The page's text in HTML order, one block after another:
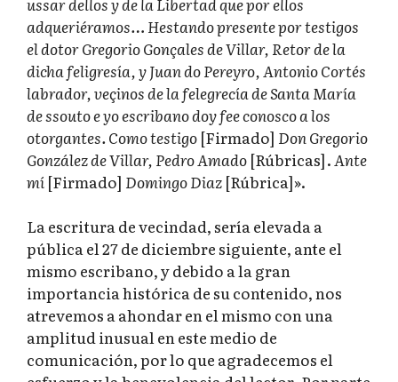
adqueriéramos… Hestando presente por testigos
el dotor Gregorio Gonçales de Villar, Retor de la
dicha feligresía, y Juan do Pereyro, Antonio Cortés
labrador, veçinos de la felegrecía de Santa María
de ssouto e yo escribano doy fee conosco a los
otorgantes. Como testigo [Firmado] Don Gregorio
González de Villar, Pedro Amado [Rúbricas]. Ante
mí [Firmado] Domingo Diaz [Rúbrica]».
La escritura de vecindad, sería elevada a
pública el 27 de diciembre siguiente, ante el
mismo escribano, y debido a la gran
importancia histórica de su contenido, nos
atrevemos a ahondar en el mismo con una
amplitud inusual en este medio de
comunicación, por lo que agradecemos el